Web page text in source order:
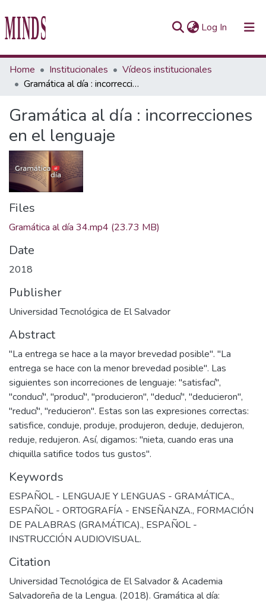
Log In (current)
Communities & Collections
All of Repository UTEC
Statistics
Home Institucionales
Vídeos institucionales
Gramática al día : incorrecciones en el lenguaje
Gramática al día : incorrecciones
en el lenguaje
Files
Gramática al día 34.mp4 (23.73 MB)
Date
2018
Publisher
Universidad Tecnológica de El Salvador
Abstract
"La entrega se hace a la mayor brevedad posible". "La
entrega se hace con la menor brevedad posible". Las
siguientes son incorreciones de lenguaje: "satisfací",
"conducí", "producí", "producieron", "deducí", "deducieron",
"reducí", "reducieron". Estas son las expresiones correctas:
satisfice, conduje, produje, produjeron, deduje, dedujeron,
reduje, redujeron. Así, digamos: "nieta, cuando eras una
chiquilla satifice todos tus gustos".
Keywords
ESPAÑOL - LENGUAJE Y LENGUAS - GRAMÁTICA.,
ESPAÑOL - ORTOGRAFÍA - ENSEÑANZA., FORMACIÓN
DE PALABRAS (GRAMÁTICA)., ESPAÑOL -
INSTRUCCIÓN AUDIOVISUAL.
Citation
Universidad Tecnológica de El Salvador & Academia
Salvadoreña de la Lengua. (2018). Gramática al día: